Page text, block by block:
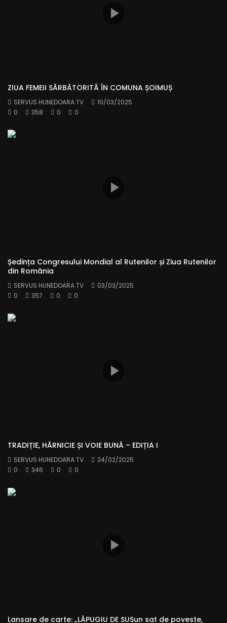
ZIUA FEMEII SĂRBĂTORITĂ ÎN COMUNA ȘOIMUȘ
SERVUS HUNEDOARA TV
10/03/2025
0
358 0 0
Ședința Congresului Mondial al Rutenilor și Ziua Rutenilor
din România
SERVUS HUNEDOARA TV
03/03/2025
0
357 0 0
TRADIȚIE, HĂRNICIE ȘI VOIE BUNĂ – EDIȚIA I
SERVUS HUNEDOARA TV
24/02/2025
0
346 0 0
Lansare de carte: „LĂPUGIU DE SUSun sat de poveste,